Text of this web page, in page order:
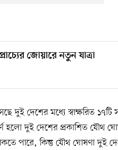
জোয়ারে নতুন যাত্রা
দেশের মধ্যে স্বাক্ষরিত ১৭টি
হলো দুই দেশের প্রকাশিত যৌথ
পারে, কিন্তু যৌথ ঘোষণা দুই